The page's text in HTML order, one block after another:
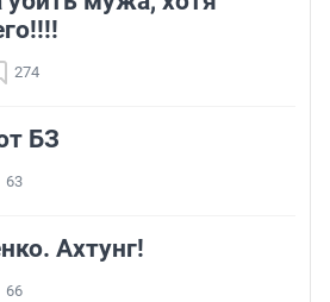
274
БЗ
63
Ахтунг!
66